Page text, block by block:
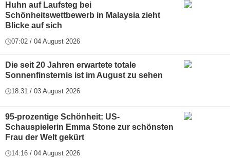
Huhn auf Laufsteg bei
Schönheitswettbewerb in Malaysia zieht
Blicke auf sich
07:02 / 04 August 2026
Die seit 20 Jahren erwartete totale
Sonnenfinsternis ist im August zu sehen
18:31 / 03 August 2026
95-prozentige Schönheit: US-
Schauspielerin Emma Stone zur schönsten
Frau der Welt gekürt
14:16 / 04 August 2026